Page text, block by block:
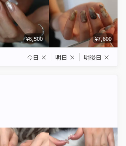
¥6,500 ¥7,600
今日 × 明日 × 明後日 ×